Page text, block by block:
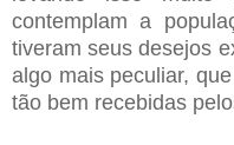
contemplam a
tiveram seus desejos
algo mais peculiar,
tão bem recebidas